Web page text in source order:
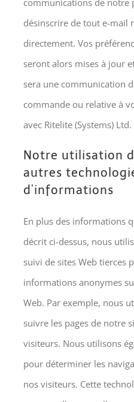
communications de notre
désinscrire de tout e-mail
directement. Vos
seront alors mises à jour
sera une communication
commande ou relative à
avec Ritelite (Systems) Ltd.
Notre utilisation
autres
d’informations
En plus des informations
décrit ci-dessus, nous
suivi de sites Web tierces
informations anonymes
Web. Par exemple, nous
suivre les pages de notre
visiteurs. Nous utilisons
pour déterminer les
nos visiteurs. Cette